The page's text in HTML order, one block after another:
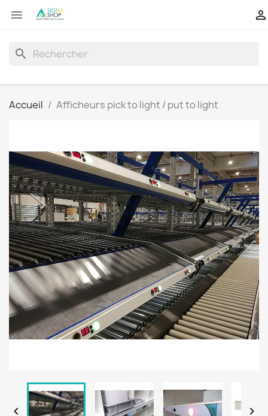
 
search
Accueil Afficheurs pick to light / put to light
 